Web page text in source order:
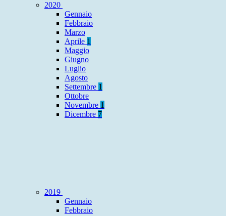
2020
Gennaio
Febbraio
Marzo
Aprile 1
Maggio
Giugno
Luglio
Agosto
Settembre 1
Ottobre
Novembre 1
Dicembre 7
2019
Gennaio
Febbraio